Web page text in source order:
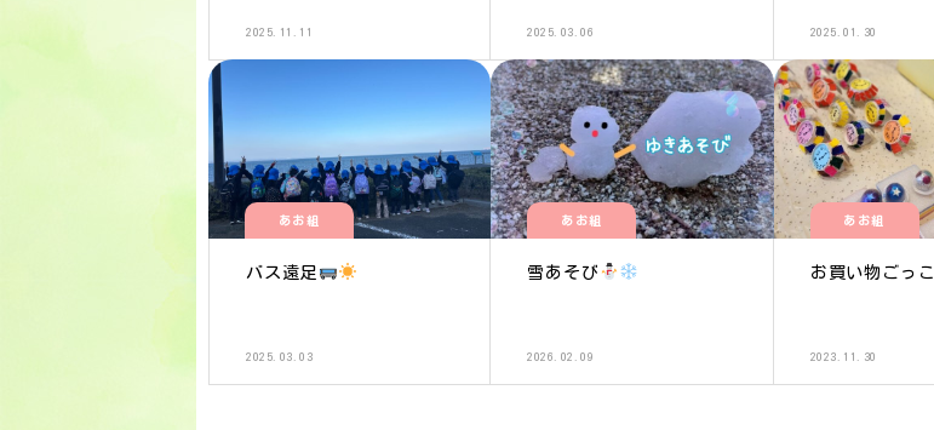
2025.11.11 2025.03.06 2025.01.30
あお組
バス遠足
2025.03.03
あお組
雪あそび
2026.02.09
あお組
お買い物ごっこ
2023.11.30